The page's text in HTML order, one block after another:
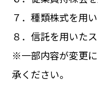
７．種類株式を用
８．信託を用いた
※一部内容が変更
承ください。